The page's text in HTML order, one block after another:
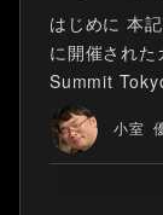
はじめに 本
に開催され
Summit
ビズリーチ
アをしてい
地参加しまし
小室